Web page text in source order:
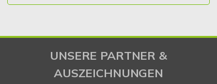
UNSERE PARTNER &
AUSZEICHNUNGEN